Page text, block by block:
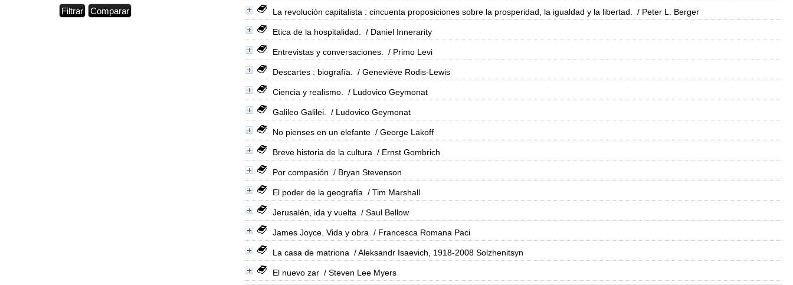
La revolución capitalista : cincuenta proposiciones sobre la prosperidad, la igualdad y la libertad. / Peter L. Berger
Etica de la hospitalidad. / Daniel Innerarity
Entrevistas y conversaciones. / Primo Levi
Descartes : biografía. / Geneviève Rodis-Lewis
Ciencia y realismo. / Ludovico Geymonat
Galileo Galilei. / Ludovico Geymonat
No pienses en un elefante / George Lakoff
Breve historia de la cultura / Ernst Gombrich
Por compasión / Bryan Stevenson
El poder de la geografía / Tim Marshall
Jerusalén, ida y vuelta / Saul Bellow
James Joyce. Vida y obra / Francesca Romana Paci
La casa de matriona / Aleksandr Isaevich, 1918-2008 Solzhenitsyn
El nuevo zar / Steven Lee Myers